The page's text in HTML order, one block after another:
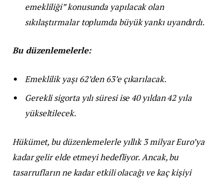
emekliliği” konusunda yapılacak olan
sıkılaştırmalar toplumda büyük yankı uyandırdı.
Bu düzenlemelerle:
Emeklilik yaşı 62’den 63’e çıkarılacak.
Gerekli sigorta yılı süresi ise 40 yıldan 42 yıla
yükseltilecek.
Hükümet, bu düzenlemelerle yıllık 3 milyar Euro’ya
kadar gelir elde etmeyi hedefliyor. Ancak, bu
tasarrufların ne kadar etkili olacağı ve kaç kişiyi